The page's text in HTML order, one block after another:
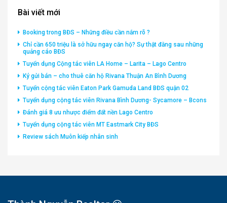
Bài viết mới
Booking trong BĐS – Những điều cần nắm rõ ?
Chỉ cần 650 triệu là sở hữu ngay căn hộ? Sự thật đằng sau những
quảng cáo BĐS
Tuyển dụng Cộng tác viên LA Home – Larita – Lago Centro
Ký gửi bán – cho thuê căn hộ Rivana Thuận An Bình Dương
Tuyển cộng tác viên Eaton Park Gamuda Land BĐS quận 02
Tuyển dụng cộng tác viên Rivana Bình Dương- Sycamore – Bcons
Đánh giá 8 ưu nhược điểm đất nền Lago Centro
Tuyển dụng cộng tác viên MT Eastmark City BĐS
Review sách Muôn kiếp nhân sinh